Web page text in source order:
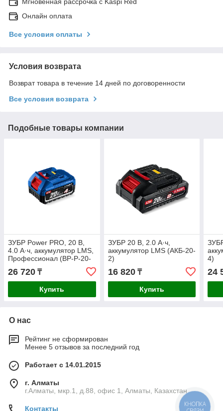
Онлайн оплата
Все условия оплаты
Условия возврата
Возврат товара в течение 14 дней по договоренности
Все условия возврата
Подобные товары компании
ЗУБР Power PRO, 20 В,
4.0 А·ч, аккумулятор LMS,
Профессионал (BP-P-20-
26 720 ₸
Купить
ЗУБР 20 В, 2.0 А·ч,
аккумулятор LMS (АКБ-20-
2)
16 820₸
Купить
4)
24
О нас
Рейтинг не сформирован
Менее 5 отзывов за последний год
Работает с 14.01.2015
г. Алматы
г.Алматы, мкр.1, д.88, офис 1, Алматы, Казахстан
Контакты
КНОПКА